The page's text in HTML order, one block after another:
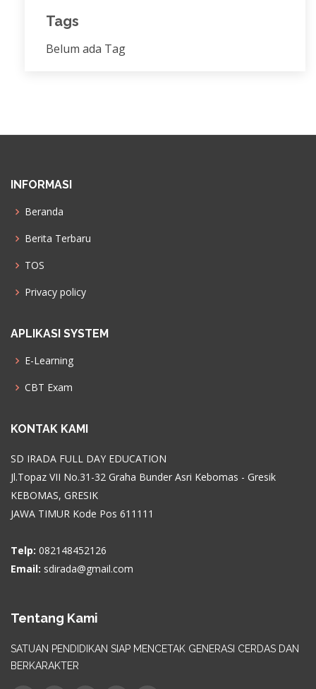
Tags
Belum ada Tag
INFORMASI
Beranda
Berita Terbaru
TOS
Privacy policy
APLIKASI SYSTEM
E-Learning
CBT Exam
KONTAK KAMI
SD IRADA FULL DAY EDUCATION
Jl.Topaz VII No.31-32 Graha Bunder Asri Kebomas - Gresik
KEBOMAS, GRESIK
JAWA TIMUR Kode Pos 611111
Telp: 082148452126
Email: sdirada@gmail.com
Tentang Kami
SATUAN PENDIDIKAN SIAP MENCETAK GENERASI CERDAS DAN
BERKARAKTER